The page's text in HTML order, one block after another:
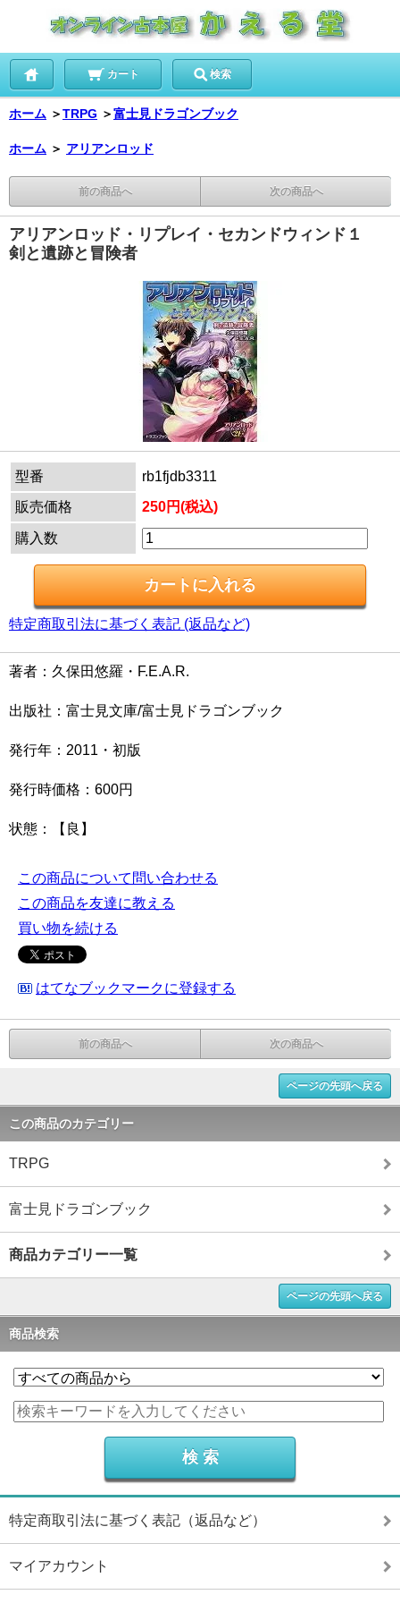
カート 検索
ホーム ＞TRPG ＞富士見ドラゴンブック
ホーム ＞ アリアンロッド
前の商品へ 次の商品へ
アリアンロッド・リプレイ・セカンドウィンド１
剣と遺跡と冒険者
型番
rb1fjdb3311
販売価格
250円(税込)
購入数
特定商取引法に基づく表記 (返品など)
著者：久保田悠羅・F.E.A.R.
出版社：富士見文庫/富士見ドラゴンブック
発行年：2011・初版
発行時価格：600円
状態：【良】
この商品について問い合わせる
この商品を友達に教える
買い物を続ける
はてなブックマークに登録する
前の商品へ 次の商品へ
ページの先頭へ戻る
この商品のカテゴリー
TRPG
富士見ドラゴンブック
商品カテゴリー一覧
ページの先頭へ戻る
商品検索
特定商取引法に基づく表記（返品など）
マイアカウント